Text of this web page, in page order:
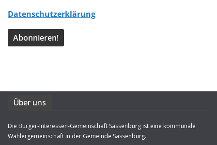
Datenschutzerklärung
Über uns
Die Bürger-Interessen-Gemeinschaft Sassenburg ist eine kommunale
Wählergemeinschaft in der Gemeinde Sassenburg.